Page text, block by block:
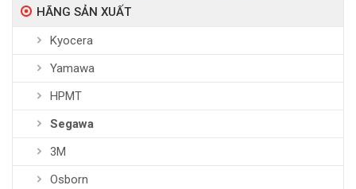
HÃNG SẢN XUẤT
Kyocera
Yamawa
HPMT
Segawa
3M
Osborn